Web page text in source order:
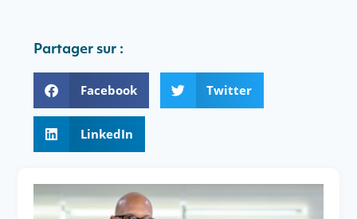
Partager sur :
Facebook Twitter
LinkedIn